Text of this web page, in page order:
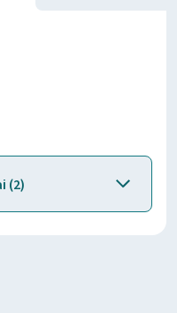
Subrangovo atliekami tyrimai (2)